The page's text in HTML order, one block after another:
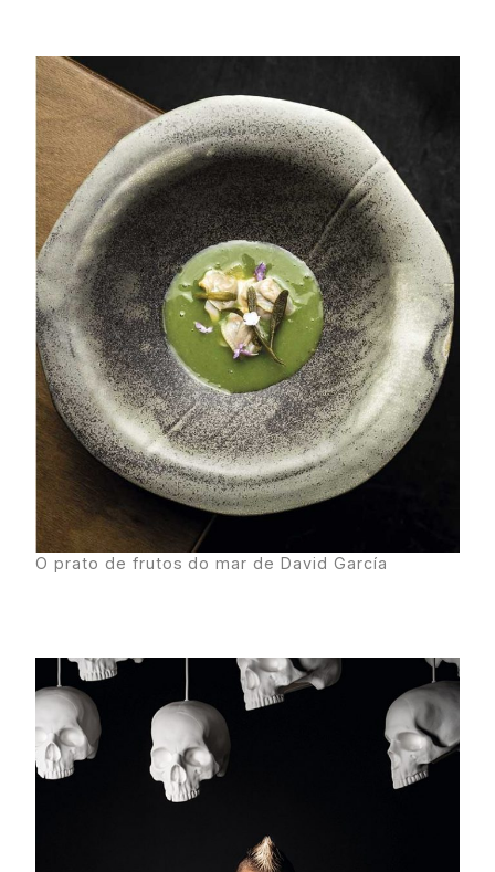
O prato de frutos do mar de David García